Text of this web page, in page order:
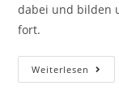
dabei und bilden
fort.
Weiterlesen